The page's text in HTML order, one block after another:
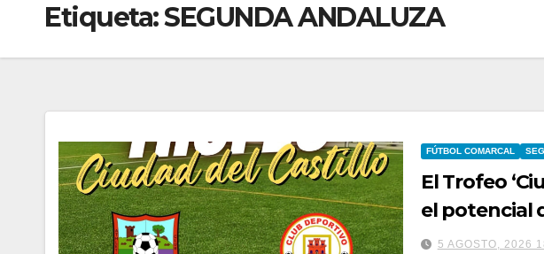
Etiqueta:SEGUNDA ANDALUZA
FÚTBOL COMARCAL
El Trofeo
el potencial
del nuevo
5 AGOSTO, 2026